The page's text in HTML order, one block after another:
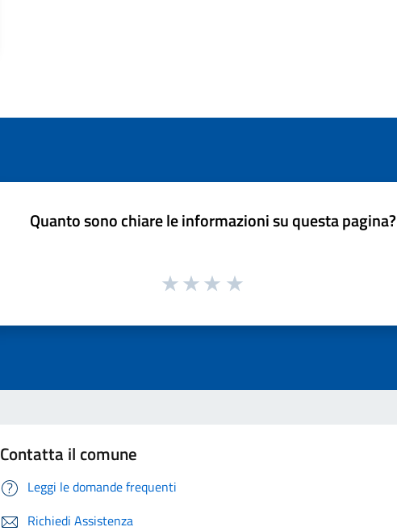
Quanto sono chiare le informazioni su questa pagina?
Contatta il comune
Leggi le domande frequenti
Richiedi Assistenza